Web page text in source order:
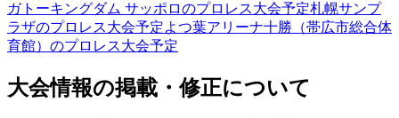
ガトーキングダム サッポロのプロレス大会予定札幌サンプ
ラザのプロレス大会予定よつ葉アリーナ十勝（帯広市総合体
育館） のプロレス大会予定
大会情報の掲載・修正について